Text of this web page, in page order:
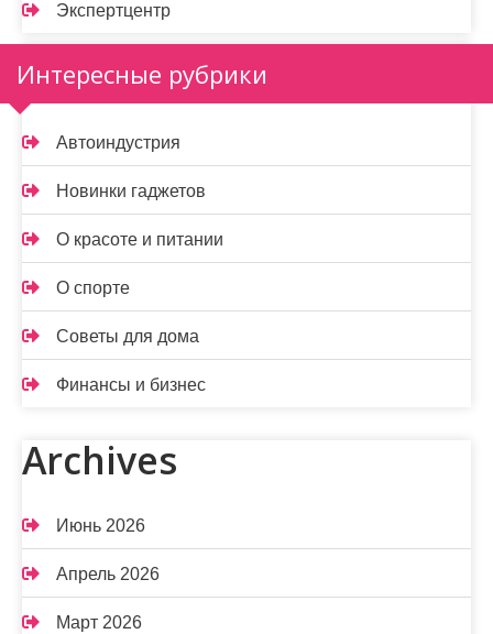
Экспертцентр
Интересные рубрики
Автоиндустрия
Новинки гаджетов
О красоте и питании
О спорте
Советы для дома
Финансы и бизнес
Archives
Июнь 2026
Апрель 2026
Март 2026